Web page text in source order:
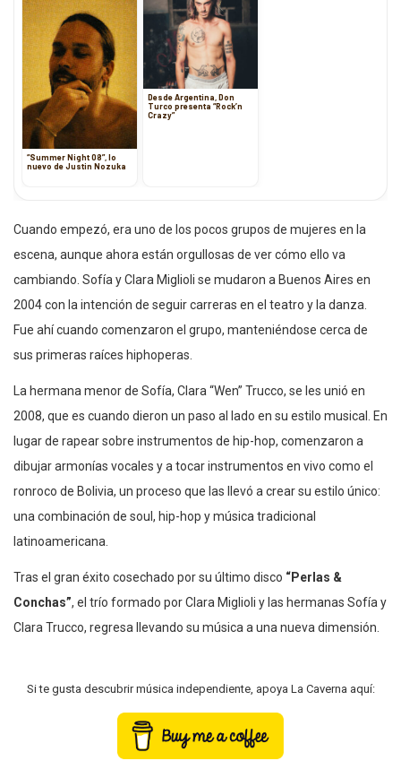
“Summer Night 08”, lo
nuevo de Justin Nozuka
Desde Argentina, Don
Turco presenta “Rock’n
Crazy”
Cuando empezó, era uno de los pocos grupos de mujeres en la
escena, aunque ahora están orgullosas de ver cómo ello va
cambiando. Sofía y Clara Miglioli se mudaron a Buenos Aires en
2004 con la intención de seguir carreras en el teatro y la danza.
Fue ahí cuando comenzaron el grupo, manteniéndose cerca de
sus primeras raíces hiphoperas.
La hermana menor de Sofía, Clara “Wen” Trucco, se les unió en
2008, que es cuando dieron un paso al lado en su estilo musical. En
lugar de rapear sobre instrumentos de hip-hop, comenzaron a
dibujar armonías vocales y a tocar instrumentos en vivo como el
ronroco de Bolivia, un proceso que las llevó a crear su estilo único:
una combinación de soul, hip-hop y música tradicional
latinoamericana.
Tras el gran éxito cosechado por su último disco “Perlas &
Conchas”, el trío formado por Clara Miglioli y las hermanas Sofía y
Clara Trucco, regresa llevando su música a una nueva dimensión.
Si te gusta descubrir música independiente, apoya La Caverna aquí: